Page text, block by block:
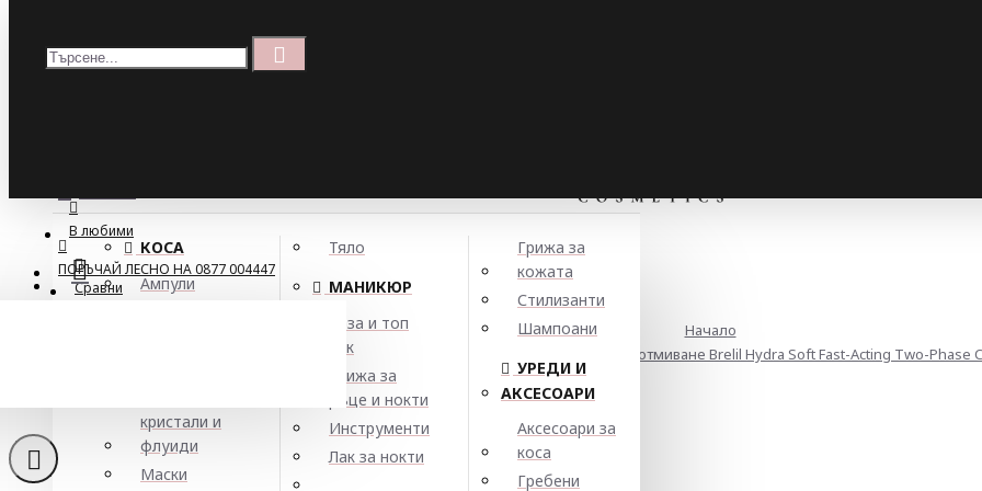
Кошница
В любими
Сравни
КОСА
Ампули
кристали и
флуиди
Маски
Тяло
МАНИКЮР
База и топ
лак
Грижа за
ръце и нокти
Инструменти
Лак за нокти
Грижа за
кожата
Стилизанти
Шампоани
УРЕДИ И
АКСЕСОАРИ
Аксесоари за
коса
Гребени
ПОРЪЧАЙ ЛЕСНО НА 0877 004447
Начало
Хидратиращ двуфазен спрей-балсам без отмиване Brelil Hydra Soft Fast-Acting Two-Phase